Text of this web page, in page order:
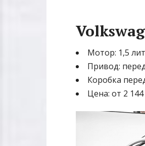
Мотор: 1,5
Привод:
Коробка
Цена: от 2 144